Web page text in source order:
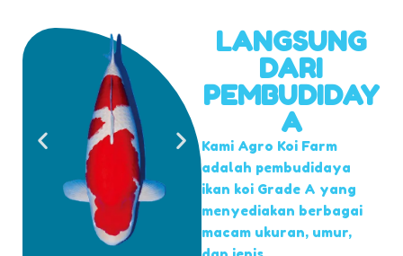
LANGSUNG
DARI
PEMBUDIDAY
A
Kami Agro Koi Farm
adalah pembudidaya
ikan koi Grade A yang
menyediakan berbagai
macam ukuran, umur,